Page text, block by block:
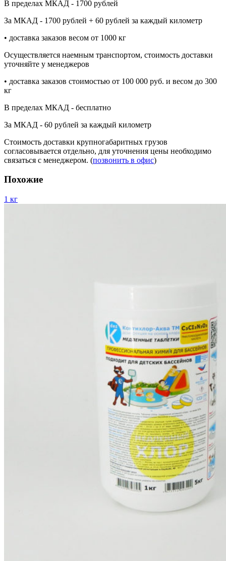
В пределах МКАД - 1700 рублей
За МКАД - 1700 рублей + 60 рублей за каждый километр
• доставка заказов весом от 1000 кг
Осуществляется наемным транспортом, стоимость доставки
уточняйте у менеджеров
• доставка заказов стоимостью от 100 000 руб. и весом до 300
кг
В пределах МКАД - бесплатно
За МКАД - 60 рублей за каждый километр
Стоимость доставки крупногабаритных грузов
согласовывается отдельно, для уточнения цены необходимо
связаться с менеджером. (позвонить в офис)
Похожие
1 кг